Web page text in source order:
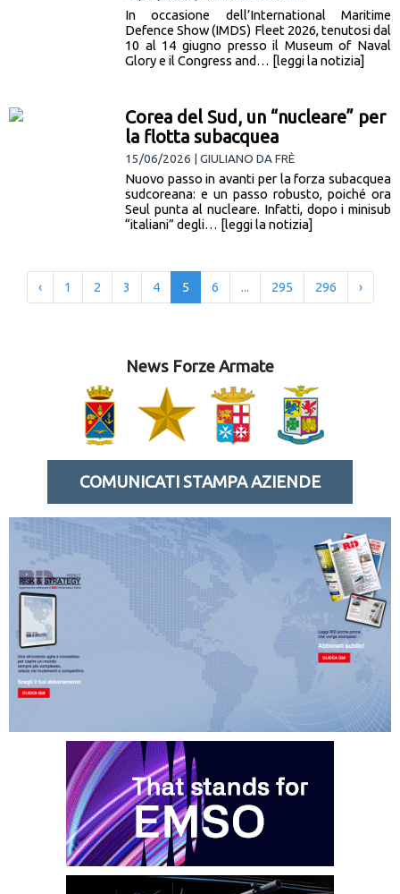
In occasione dell’International Maritime
Defence Show (IMDS) Fleet 2026, tenutosi dal
10 al 14 giugno presso il Museum of Naval
Glory e il Congress and… [leggi la notizia]
Corea del Sud, un “nucleare” per
la flotta subacquea
15/06/2026 | GIULIANO DA FRÈ
Nuovo passo in avanti per la forza subacquea
sudcoreana: e un passo robusto, poiché ora
Seul punta al nucleare. Infatti, dopo i minisub
“italiani” degli… [leggi la notizia]
‹ 1 2 3 4 5 6 ... 295 296 ›
News Forze Armate
COMUNICATI STAMPA AZIENDE